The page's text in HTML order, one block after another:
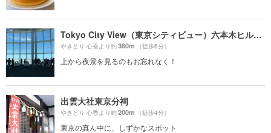
Tokyo City View（東京シティビュー）六本木ヒルズ展望台
やきとり 心香より約360m （徒歩6分）
上から夜景を見るのもお忘れなく！
出雲大社東京分祠
やきとり 心香より約200m （徒歩4分）
東京の真ん中に、しずかなスポット